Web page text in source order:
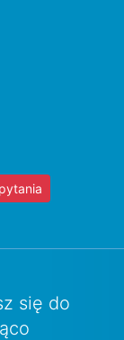
się do